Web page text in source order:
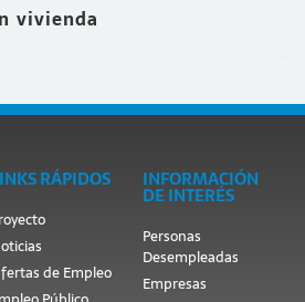
vivienda
RÁPIDOS
de Empleo
INFORMACIÓN
DE INTERÉS
Personas
Desempleadas
Empresas